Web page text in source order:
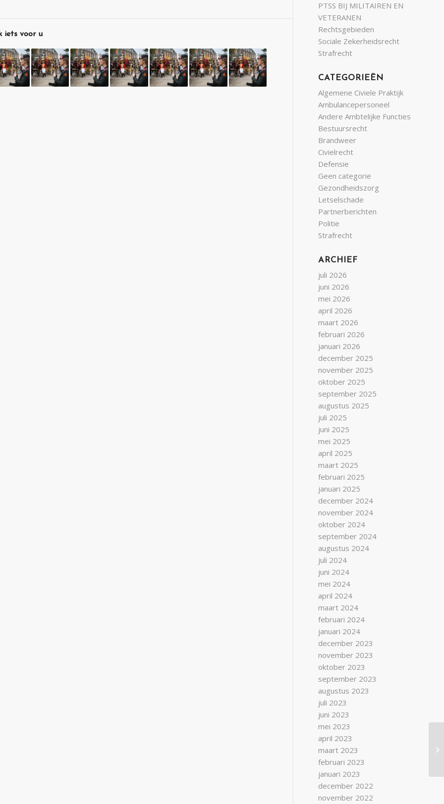
iets voor u
PTSS BIJ MILITAIREN EN
VETERANEN
Rechtsgebieden
Sociale Zekerheidsrecht
Strafrecht
CATEGORIEËN
Algemene Civiele Praktijk
Ambulancepersoneel
Andere Ambtelijke Functies
Bestuursrecht
Brandweer
Civielrecht
Defensie
Geen categorie
Gezondheidszorg
Letselschade
Partnerberichten
Politie
Strafrecht
ARCHIEF
juli 2026
juni 2026
mei 2026
april 2026
maart 2026
februari 2026
januari 2026
december 2025
november 2025
oktober 2025
september 2025
augustus 2025
juli 2025
juni 2025
mei 2025
april 2025
maart 2025
februari 2025
januari 2025
december 2024
november 2024
oktober 2024
september 2024
augustus 2024
juli 2024
juni 2024
mei 2024
april 2024
maart 2024
februari 2024
januari 2024
december 2023
november 2023
oktober 2023
september 2023
augustus 2023
juli 2023
juni 2023
mei 2023
april 2023
maart 2023
februari 2023
januari 2023
december 2022
november 2022